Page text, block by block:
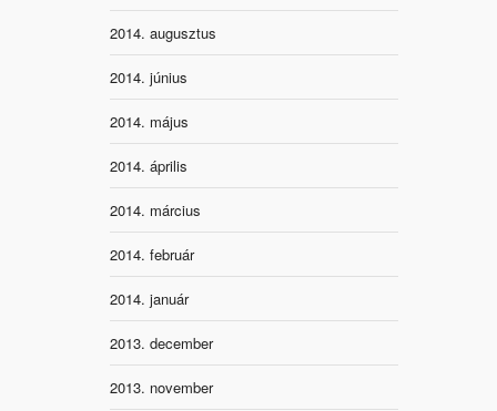
2014. augusztus
2014. június
2014. május
2014. április
2014. március
2014. február
2014. január
2013. december
2013. november